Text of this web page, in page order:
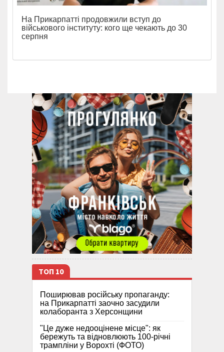
На Прикарпатті продовжили вступ до
військового інституту: кого ще чекають до 30
серпня
ТОП 10
Поширював російську пропаганду:
на Прикарпатті заочно засудили
колаборанта з Херсонщини
"Це дуже недооцінене місце": як
бережуть та відновлюють 100-річні
трампліни у Ворохті (ФОТО)